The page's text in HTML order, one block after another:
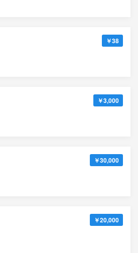
￥38
￥3,000
￥30,000
￥20,000